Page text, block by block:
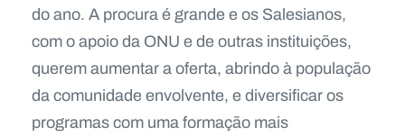
do ano. A procura é grande e os Salesianos,
com o apoio da ONU e de outras instituições,
querem aumentar a oferta, abrindo à população
da comunidade envolvente, e diversificar os
programas com uma formação mais